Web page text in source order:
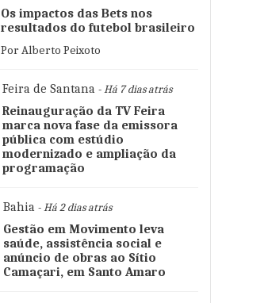
Os impactos das Bets nos
resultados do futebol brasileiro
Por Alberto Peixoto
Feira de Santana - Há 7 dias atrás
Reinauguração da TV Feira
marca nova fase da emissora
pública com estúdio
modernizado e ampliação da
programação
Bahia - Há 2 dias atrás
Gestão em Movimento leva
saúde, assistência social e
anúncio de obras ao Sítio
Camaçari, em Santo Amaro